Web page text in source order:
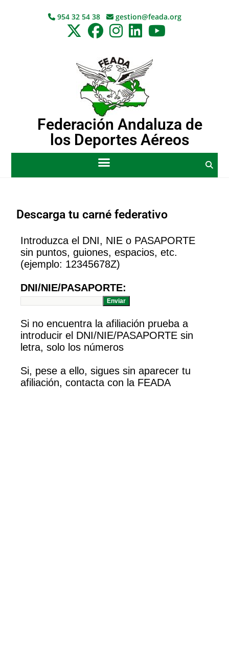
954 32 54 38 gestion@feada.org
Federación Andaluza de
los Deportes Aéreos
Descarga tu carné federativo